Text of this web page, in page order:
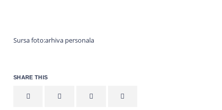
Sursa foto:arhiva personala
SHARE THIS